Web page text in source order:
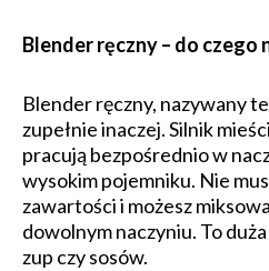
Blender ręczny – do czego
Blender ręczny, nazywany
zupełnie inaczej. Silnik
pracują bezpośrednio w
wysokim pojemniku. Nie
zawartości i możesz
dowolnym naczyniu. To
zup czy sosów.